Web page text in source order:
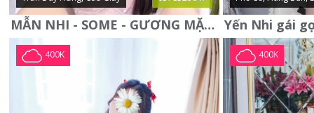
MẪN NHI - SOME - GƯƠNG MẶT XINH XẮN -CỰC CHIỀU KHÁCH
400K 400K